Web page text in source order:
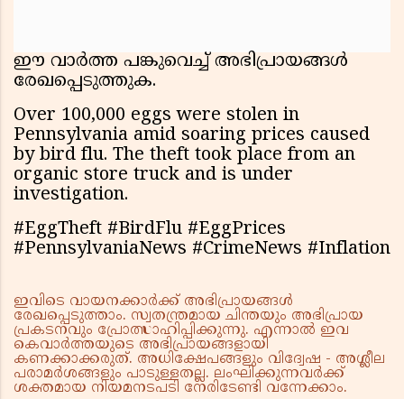
ഈ വാർത്ത പങ്കുവെച്ച് അഭിപ്രായങ്ങൾ
രേഖപ്പെടുത്തുക.
Over 100,000 eggs were stolen in
Pennsylvania amid soaring prices caused
by bird flu. The theft took place from an
organic store truck and is under
investigation.
#EggTheft #BirdFlu #EggPrices
#PennsylvaniaNews #CrimeNews #Inflation
ഇവിടെ വായനക്കാർക്ക് അഭിപ്രായങ്ങൾ
രേഖപ്പെടുത്താം. സ്വതന്ത്രമായ ചിന്തയും അഭിപ്രായ
പ്രകടനവും പ്രോത്സാഹിപ്പിക്കുന്നു. എന്നാൽ ഇവ
കെവാർത്തയുടെ അഭിപ്രായങ്ങളായി
കണക്കാക്കരുത്. അധിക്ഷേപങ്ങളും വിദ്വേഷ - അശ്ലീല
പരാമർശങ്ങളും പാടുള്ളതല്ല. ലംഘിക്കുന്നവർക്ക്
ശക്തമായ നിയമനടപടി നേരിടേണ്ടി വന്നേക്കാം.